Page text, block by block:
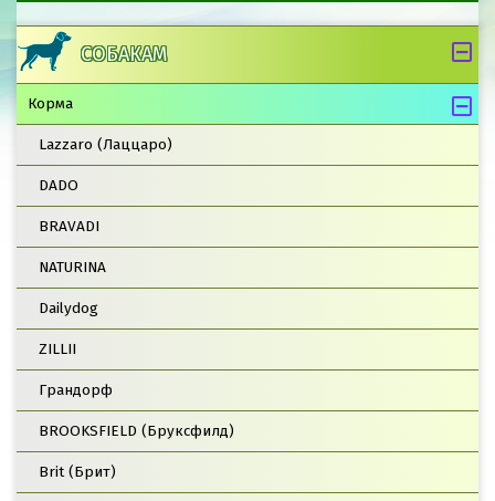
СОБАКАМ
Корма
Lazzaro (Лаццаро)
DADO
BRAVADI
NATURINA
Dailydog
ZILLII
Грандорф
BROOKSFIELD (Бруксфилд)
Brit (Брит)